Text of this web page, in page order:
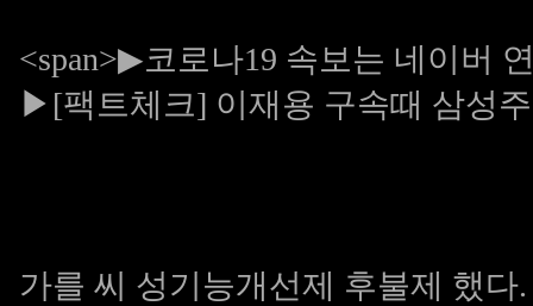
<span>▶코로나19 속보는 네이버
▶[팩트체크] 이재용 구속때 삼성
가를 씨 성기능개선제 후불제 했다